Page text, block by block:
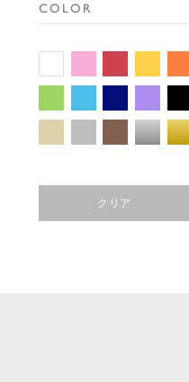
SEDAN ALL-PURPOSE
THE SHINZONE
GALLEGO
COLOR
クリア